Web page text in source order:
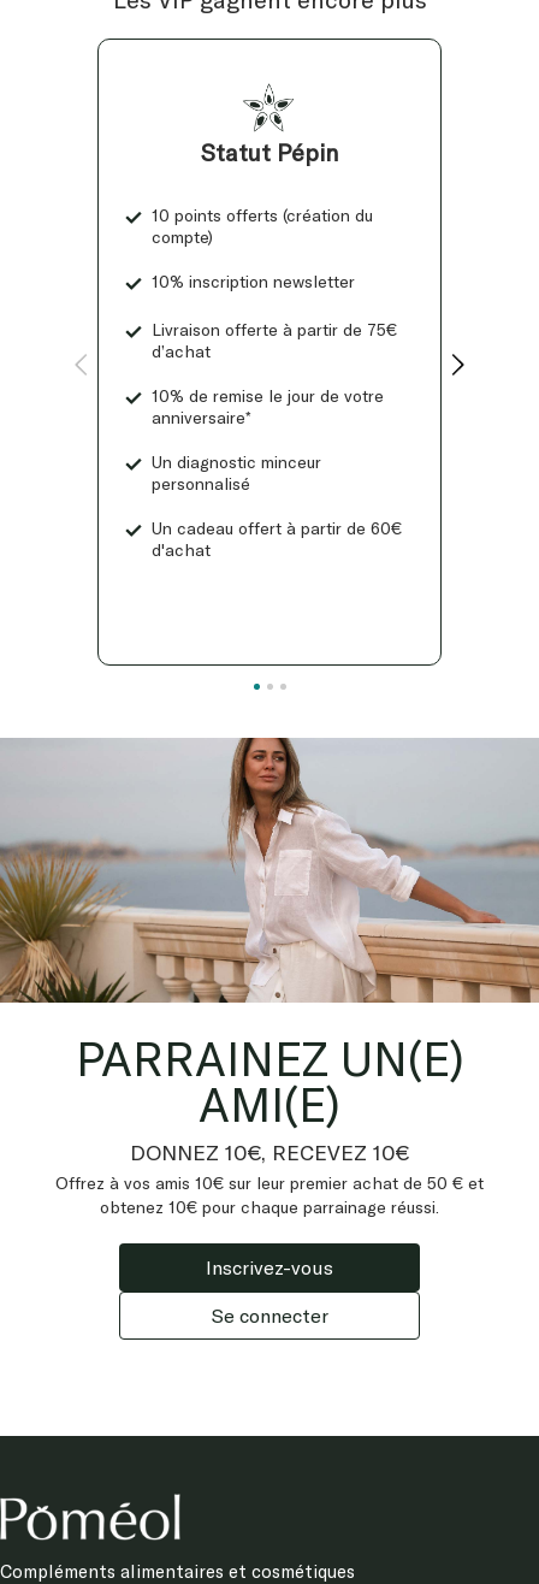
Statut Pépin
10 points offerts (création du
compte)
10% inscription newsletter
Livraison offerte à partir de 75€
d’achat
10% de remise le jour de votre
anniversaire*
Un diagnostic minceur
personnalisé
Un cadeau offert à partir de 60€
d'achat
PARRAINEZ UN(E)
AMI(E)
DONNEZ 10€, RECEVEZ 10€
Offrez à vos amis 10€ sur leur premier achat de 50 € et
obtenez 10€ pour chaque parrainage réussi.
Inscrivez-vous
Se connecter
Compléments alimentaires et cosmétiques